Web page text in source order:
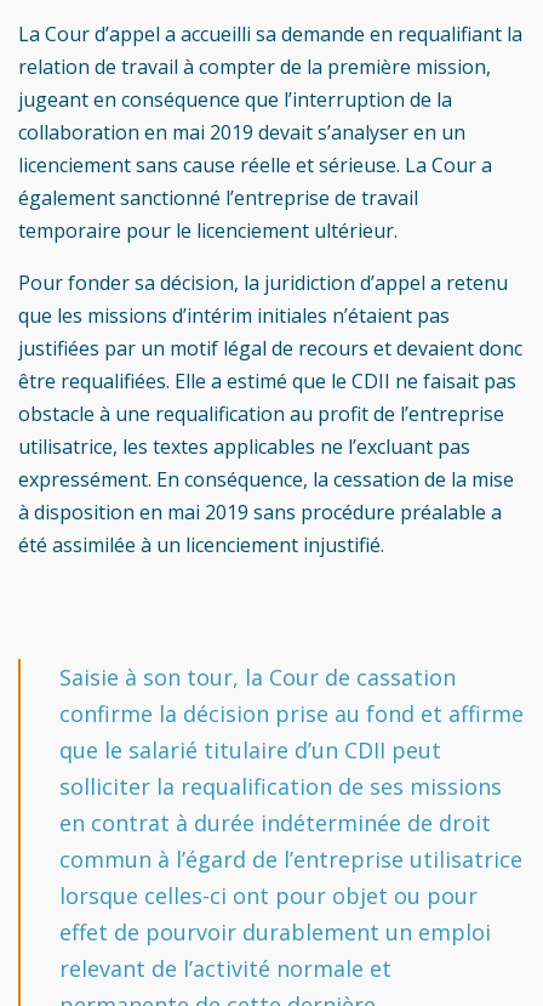
La Cour d’appel a accueilli sa demande en requalifiant la
relation de travail à compter de la première mission,
jugeant en conséquence que l’interruption de la
collaboration en mai 2019 devait s’analyser en un
licenciement sans cause réelle et sérieuse. La Cour a
également sanctionné l’entreprise de travail
temporaire pour le licenciement ultérieur.
Pour fonder sa décision, la juridiction d’appel a retenu
que les missions d’intérim initiales n’étaient pas
justifiées par un motif légal de recours et devaient donc
être requalifiées. Elle a estimé que le CDII ne faisait pas
obstacle à une requalification au profit de l’entreprise
utilisatrice, les textes applicables ne l’excluant pas
expressément. En conséquence, la cessation de la mise
à disposition en mai 2019 sans procédure préalable a
été assimilée à un licenciement injustifié.
Saisie à son tour, la Cour de cassation
confirme la décision prise au fond et affirme
que le salarié titulaire d’un CDII peut
solliciter la requalification de ses missions
en contrat à durée indéterminée de droit
commun à l’égard de l’entreprise utilisatrice
lorsque celles-ci ont pour objet ou pour
effet de pourvoir durablement un emploi
relevant de l’activité normale et